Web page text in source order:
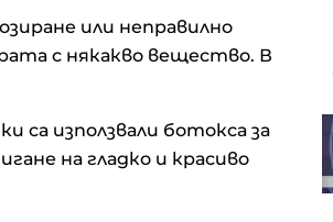
или неправилно
с някакво вещество. В
са използвали ботокса за
на гладко и красиво
Русия иззе 10 млрд. долара от
бизнеса, а Путин разчита ФСБ да
държи елита под контрол